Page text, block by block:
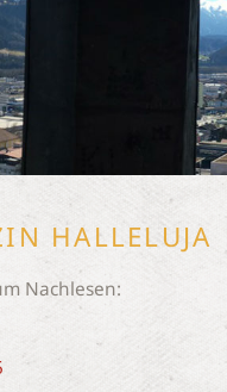
HALLELUJA
Nachlesen: